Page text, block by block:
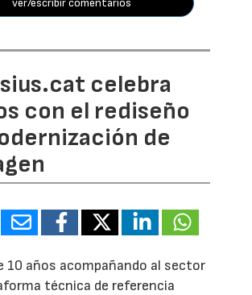
celebra
con el rediseño
de
10 años acompañando al sector
técnica de referencia